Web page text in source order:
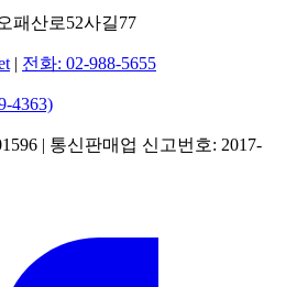
패산로52사길77
| 전화: 02-988-5655
4363)
| 통신판매업 신고번호: 2017-